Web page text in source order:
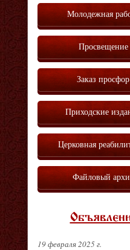
Молодежная
Просвещение
Заказ просфор
Приходские
Церковная
Файловый
19 февраля 2025 г.